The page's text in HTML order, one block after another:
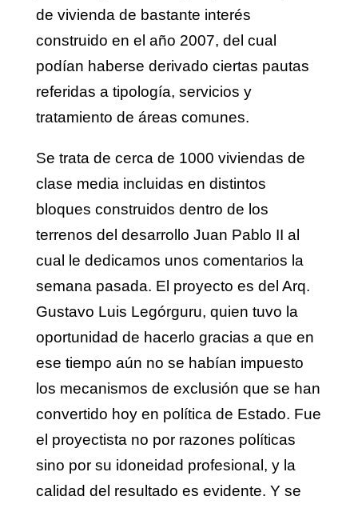
de vivienda de bastante interés
construido en el año 2007, del cual
podían haberse derivado ciertas pautas
referidas a tipología, servicios y
tratamiento de áreas comunes.
Se trata de cerca de 1000 viviendas de
clase media incluidas en distintos
bloques construidos dentro de los
terrenos del desarrollo Juan Pablo II al
cual le dedicamos unos comentarios la
semana pasada. El proyecto es del Arq.
Gustavo Luis Legórguru, quien tuvo la
oportunidad de hacerlo gracias a que en
ese tiempo aún no se habían impuesto
los mecanismos de exclusión que se han
convertido hoy en política de Estado. Fue
el proyectista no por razones políticas
sino por su idoneidad profesional, y la
calidad del resultado es evidente. Y se